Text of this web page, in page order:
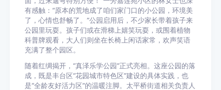
有感触：“原本的荒地成了咱们家门口的小公园，环境美
了，心情也舒畅了。”公园启用后，不少家长带着孩子来
公园里玩耍。孩子们或在滑梯上嬉笑玩耍，或围着植物
科普牌观看，大人们则坐在长椅上闲话家常，欢声笑语
充满了整个园区。
随着红绸揭开，“真泽乐学公园”正式亮相。这座公园的落
成，既是丰台区“花园城市特色区”建设的具体实践，也
是“全龄友好活力区”的温暖注脚。太平桥街道相关负责人